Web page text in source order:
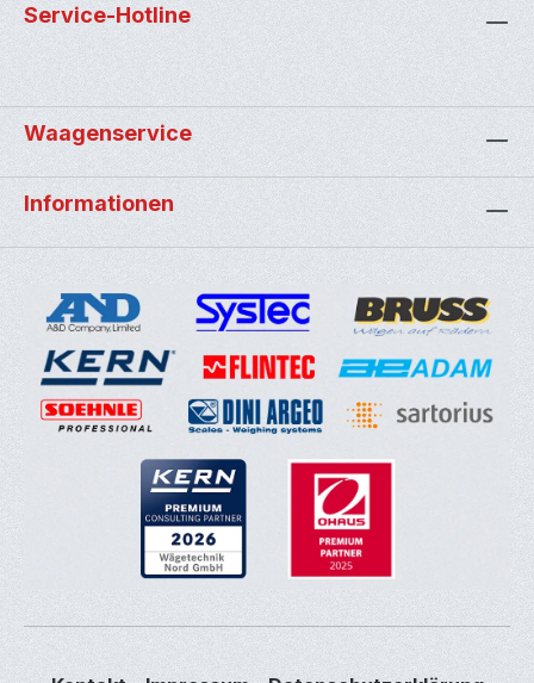
Service-Hotline
Waagenservice
Informationen